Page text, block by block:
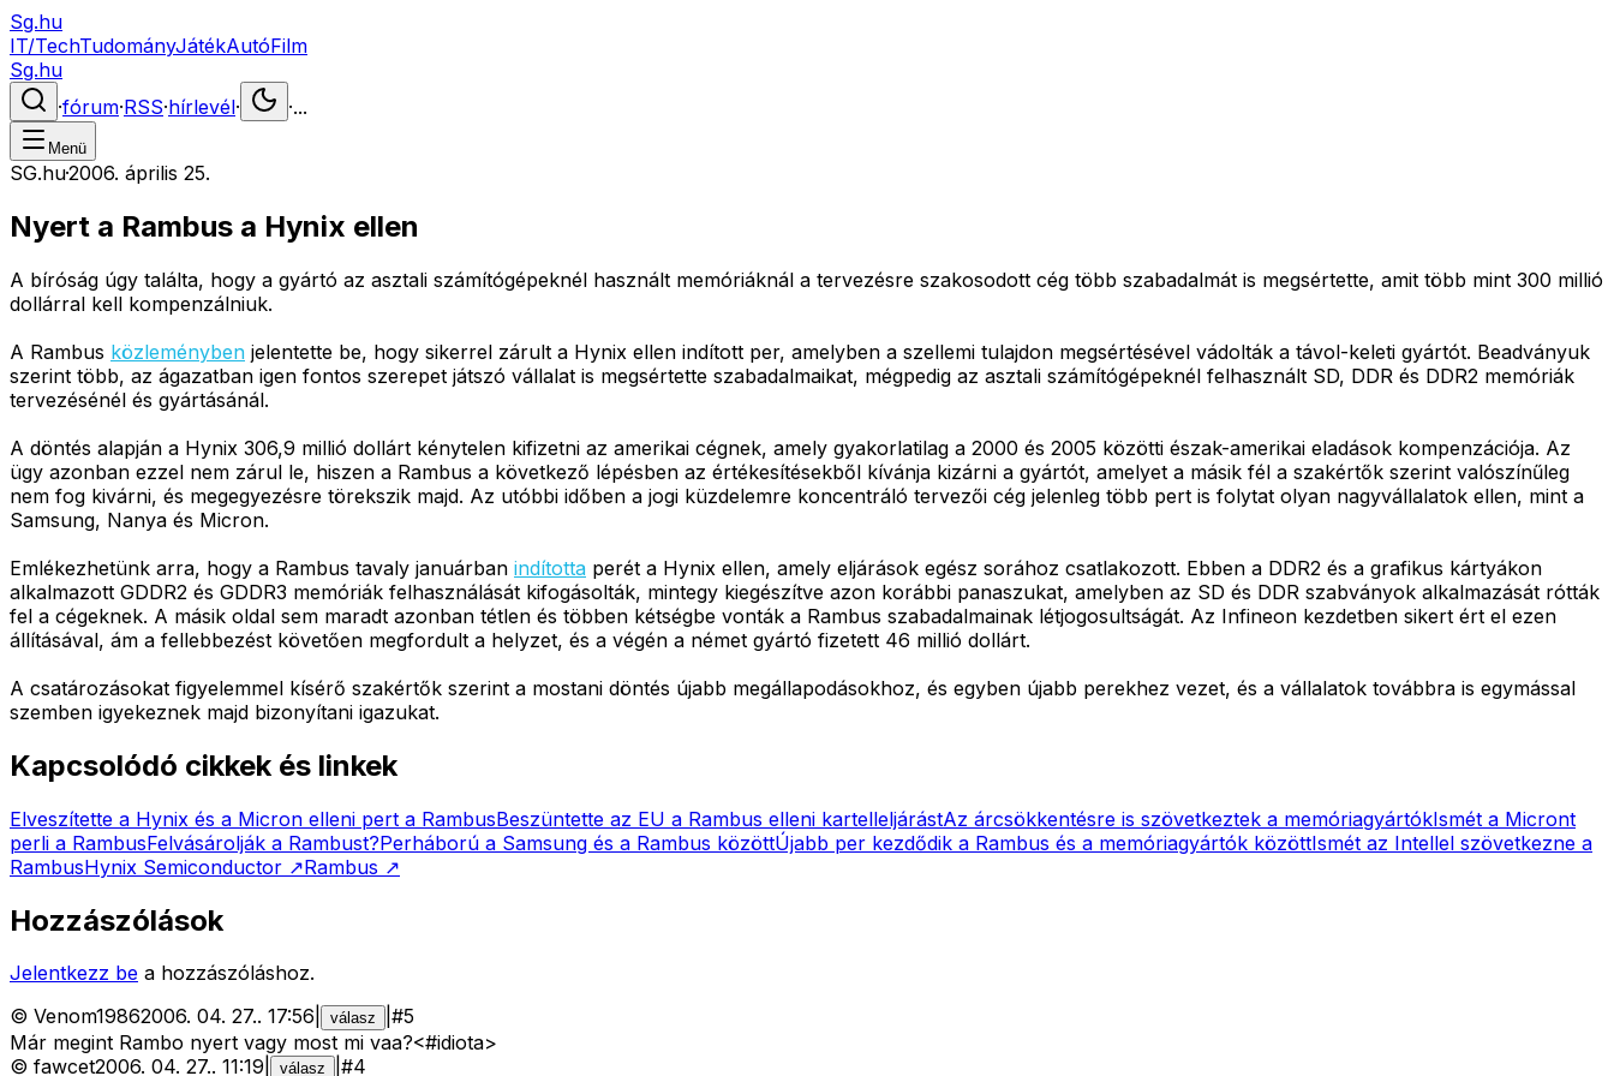
Sg.hu
IT/TechTudományJátékAutóFilm
Sg.hu
·fórum·RSS·hírlevél· ·...
Menü
SG.hu·2006. április 25.
Nyert a Rambus a Hynix ellen
A bíróság úgy találta, hogy a gyártó az asztali számítógépeknél használt memóriáknál a tervezésre szakosodott cég több szabadalmát is megsértette, amit több mint 300 millió
dollárral kell kompenzálniuk.
A Rambus közleményben jelentette be, hogy sikerrel zárult a Hynix ellen indított per, amelyben a szellemi tulajdon megsértésével vádolták a távol-keleti gyártót. Beadványuk
szerint több, az ágazatban igen fontos szerepet játszó vállalat is megsértette szabadalmaikat, mégpedig az asztali számítógépeknél felhasznált SD, DDR és DDR2 memóriák
tervezésénél és gyártásánál.
A döntés alapján a Hynix 306,9 millió dollárt kénytelen kifizetni az amerikai cégnek, amely gyakorlatilag a 2000 és 2005 közötti észak-amerikai eladások kompenzációja. Az
ügy azonban ezzel nem zárul le, hiszen a Rambus a következő lépésben az értékesítésekből kívánja kizárni a gyártót, amelyet a másik fél a szakértők szerint valószínűleg
nem fog kivárni, és megegyezésre törekszik majd. Az utóbbi időben a jogi küzdelemre koncentráló tervezői cég jelenleg több pert is folytat olyan nagyvállalatok ellen, mint a
Samsung, Nanya és Micron.
Emlékezhetünk arra, hogy a Rambus tavaly januárban indította perét a Hynix ellen, amely eljárások egész sorához csatlakozott. Ebben a DDR2 és a grafikus kártyákon
alkalmazott GDDR2 és GDDR3 memóriák felhasználását kifogásolták, mintegy kiegészítve azon korábbi panaszukat, amelyben az SD és DDR szabványok alkalmazását rótták
fel a cégeknek. A másik oldal sem maradt azonban tétlen és többen kétségbe vonták a Rambus szabadalmainak létjogosultságát. Az Infineon kezdetben sikert ért el ezen
állításával, ám a fellebbezést követően megfordult a helyzet, és a végén a német gyártó fizetett 46 millió dollárt.
A csatározásokat figyelemmel kísérő szakértők szerint a mostani döntés újabb megállapodásokhoz, és egyben újabb perekhez vezet, és a vállalatok továbbra is egymással
szemben igyekeznek majd bizonyítani igazukat.
Kapcsolódó cikkek és linkek
Elveszítette a Hynix és a Micron elleni pert a RambusBeszüntette az EU a Rambus elleni kartelleljárástAz árcsökkentésre is szövetkeztek a memóriagyártókIsmét a Micront
perli a RambusFelvásárolják a Rambust?Perháború a Samsung és a Rambus közöttÚjabb per kezdődik a Rambus és a memóriagyártók közöttIsmét az Intellel szövetkezne a
RambusHynix Semiconductor ↗Rambus ↗
Hozzászólások
Jelentkezz be a hozzászóláshoz.
© Venom19862006. 04. 27.. 17:56 válasz #5
Már megint Rambo nyert vagy most mi vaa?<#idiota>
© fawcet2006. 04. 27.. 11:19 válasz #4